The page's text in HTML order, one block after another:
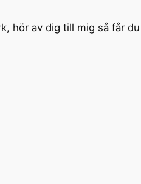
hör av dig till mig så får du